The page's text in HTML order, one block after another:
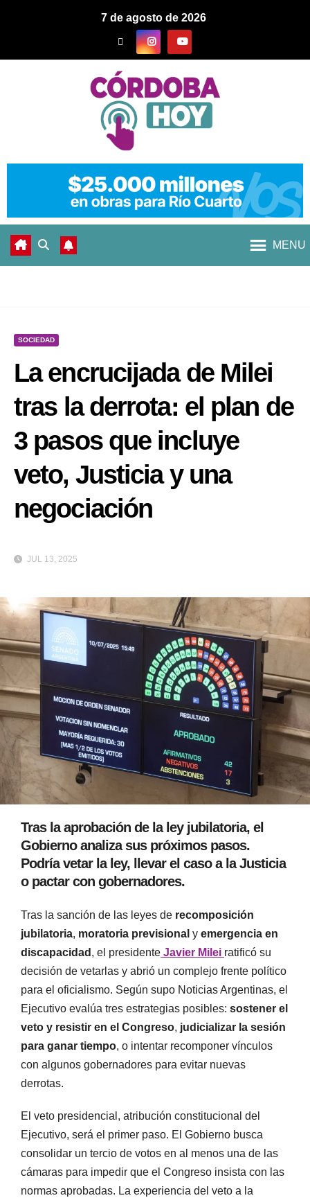
7 de agosto de 2026
MENU
SOCIEDAD
La encrucijada de Milei
tras la derrota: el plan de
3 pasos que incluye
veto, Justicia y una
negociación
JUL 13, 2025
Tras la aprobación de la ley jubilatoria, el
Gobierno analiza sus próximos pasos.
Podría vetar la ley, llevar el caso a la Justicia
o pactar con gobernadores.
Tras la sanción de las leyes de recomposición
jubilatoria, moratoria previsional y emergencia en
discapacidad , el presidente Javier Milei ratificó su
decisión de vetarlas y abrió un complejo frente político
para el oficialismo. Según supo Noticias Argentinas, el
Ejecutivo evalúa tres estrategias posibles: sostener el
veto y resistir en el Congreso, judicializar la sesión
para ganar tiempo, o intentar recomponer vínculos
con algunos gobernadores para evitar nuevas
derrotas.
El veto presidencial, atribución constitucional del
Ejecutivo, será el primer paso. El Gobierno busca
consolidar un tercio de votos en al menos una de las
cámaras para impedir que el Congreso insista con las
normas aprobadas. La experiencia del veto a la